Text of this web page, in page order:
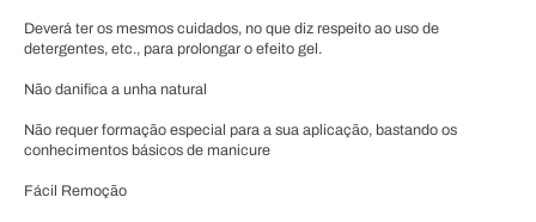
Deverá ter os mesmos cuidados, no que diz respeito ao uso de
detergentes, etc., para prolongar o efeito gel.
Não danifica a unha natural
Não requer formação especial para a sua aplicação, bastando os
conhecimentos básicos de manicure
Fácil Remoção